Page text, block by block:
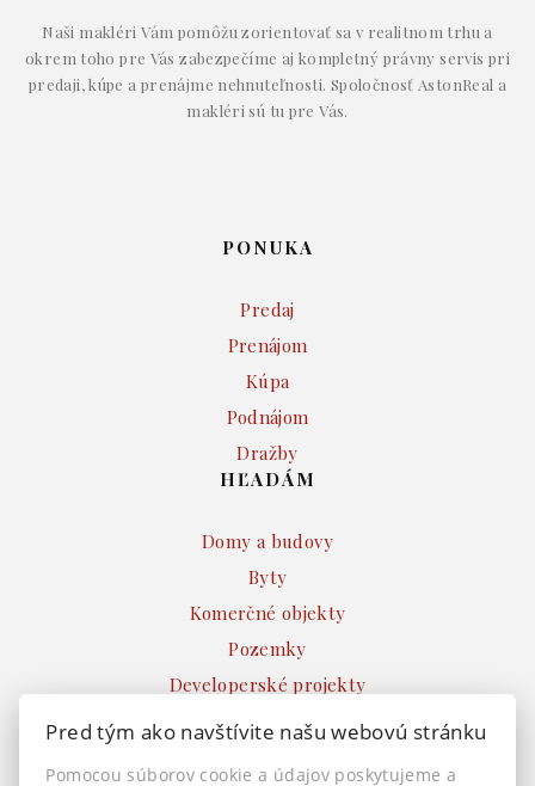
Naši makléri Vám pomôžu zorientovať sa v realitnom trhu a
okrem toho pre Vás zabezpečíme aj kompletný právny servis pri
predaji, kúpe a prenájme nehnuteľnosti. Spoločnosť AstonReal a
makléri sú tu pre Vás.
PONUKA
Predaj
Prenájom
Kúpa
Podnájom
Dražby
HĽADÁM
Domy a budovy
Byty
Komerčné objekty
Pozemky
Developerské projekty
Ostatné
INFO
Pred tým ako navštívite našu webovú stránku
Pomocou súborov cookie a údajov poskytujeme a